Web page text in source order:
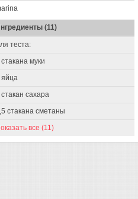
(11)
теста:
муки
яйца
стакан сахара
стакана сметаны
все (11)